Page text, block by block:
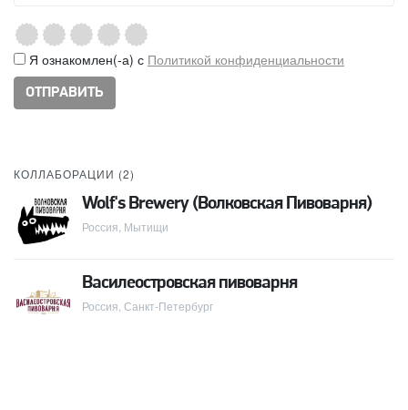
Я ознакомлен(-а) с Политикой конфиденциальности
КОЛЛАБОРАЦИИ (2)
Wolf's Brewery (Волковская Пивоварня)
Россия, Мытищи
Василеостровская пивоварня
Россия, Санкт-Петербург